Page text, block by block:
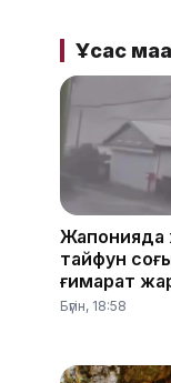
Ұқсас
Жапонияда
тайфун
ғимарат
Бүгін, 18:58